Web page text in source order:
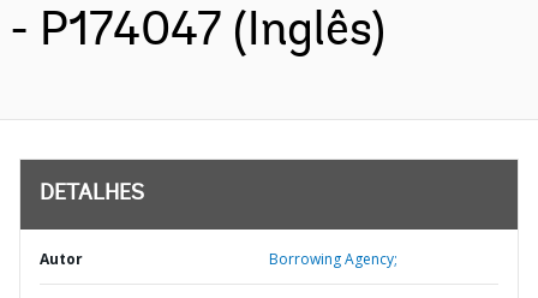
- P174047 (Inglês)
DETALHES
Autor Borrowing Agency;